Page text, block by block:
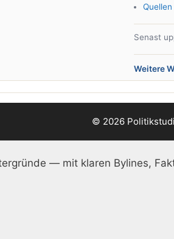
Senast
Weitere
© 2026
— mit klaren Bylines,